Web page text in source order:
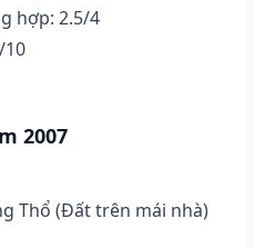
hợp: 2.5/4
10
2007
Thổ (Ðất trên mái nhà)